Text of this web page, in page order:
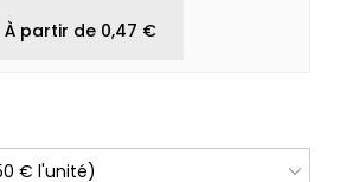
À partir de 0,47 €